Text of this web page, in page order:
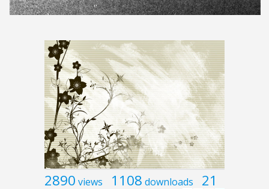
2890 views 1108 downloads 21